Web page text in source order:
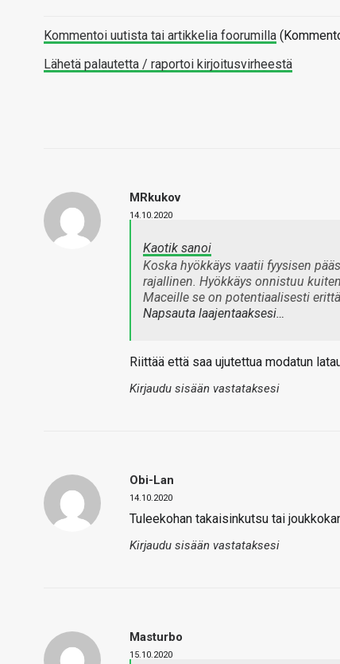
Kommentoi uutista tai artikkelia foorumilla
Lähetä palautetta / raportoi kirjoitusvirheestä
MRkukov
14.10.2020
Kaotik sanoi
Koska hyökkäys vaatii fyysisen
rajallinen. Hyökkäys onnistuu
Maceille se on potentiaalisesti
Napsauta laajentaaksesi…
Riittää että saa ujutettua modatun
Kirjaudu sisään vastataksesi
Obi-Lan
14.10.2020
Tuleekohan takaisinkutsu tai
Kirjaudu sisään vastataksesi
Masturbo
15.10.2020